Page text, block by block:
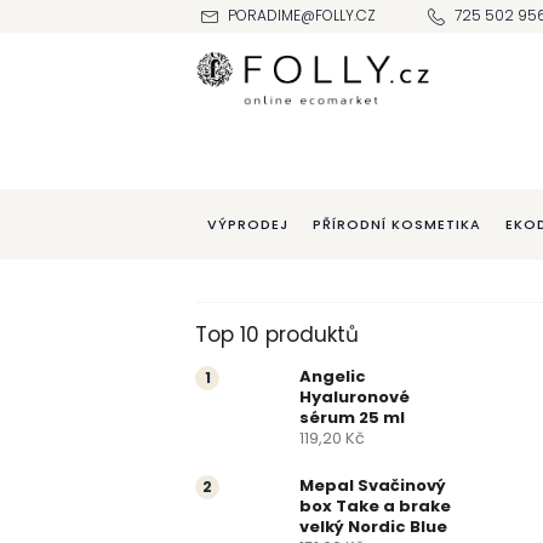
PORADIME@FOLLY.CZ 725 502
VÝPRODEJ PŘÍRODNÍ KOSMETIKA
P
o
t
Top 10 produktů
Angelic
Hyaluronové
sérum 25 ml
119,20 Kč
Mepal Svačinový
box Take a brake
velký Nordic Blue